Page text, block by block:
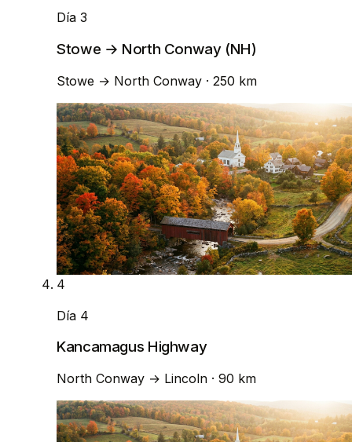
Día 3
Stowe → North Conway (NH)
Stowe → North Conway · 250 km
4
Día 4
Kancamagus Highway
North Conway → Lincoln · 90 km